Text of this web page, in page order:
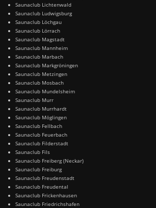
Saunaclub Lichtenwald
Saunaclub Ludwigsburg
Saunaclub Löchgau
Saunaclub Lörrach
Saunaclub Magstadt
Saunaclub Mannheim
Saunaclub Marbach
Saunaclub Markgröningen
Saunaclub Metzingen
Saunaclub Mosbach
Saunaclub Mundelsheim
Saunaclub Murr
Saunaclub Murrhardt
Saunaclub Möglingen
Saunaclub Fellbach
Saunaclub Feuerbach
Saunaclub Filderstadt
Saunaclub Fils
Saunaclub Freiberg (Neckar)
Saunaclub Freiburg
Saunaclub Freudenstadt
Saunaclub Freudental
Saunaclub Frickenhausen
Saunaclub Friedrichshafen